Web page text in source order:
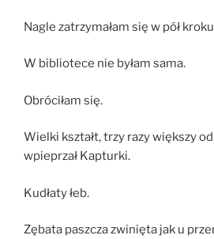
Nagle zatrzymałam się w pół
W bibliotece nie byłam sama.
Obróciłam się.
Wielki kształt, trzy razy większy
wpieprzał Kapturki.
Kudłaty łeb.
Zębata paszcza zwinięta jak u